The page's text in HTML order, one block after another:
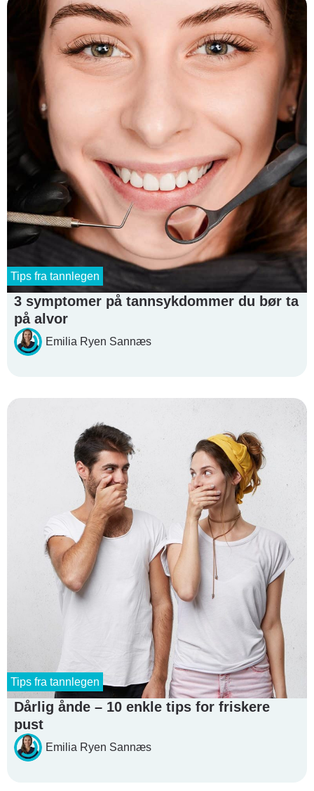
3 symptomer på tannsykdommer du bør ta
på alvor
Emilia Ryen Sannæs
Tips fra tannlegen
Dårlig ånde – 10 enkle tips for friskere
pust
Emilia Ryen Sannæs
Tips fra tannlegen